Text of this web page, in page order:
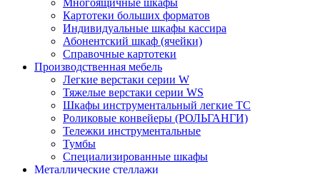
Многоящичные шкафы
Картотеки больших форматов
Индивидуальные шкафы кассира
Абонентский шкаф (ячейки)
Справочные картотеки
Производственная мебель
Легкие верстаки серии W
Тяжелые верстаки серии WS
Шкафы инструментальный легкие ТС
Роликовые конвейеры (РОЛЬГАНГИ)
Тележки инструментальные
Тумбы
Специализированные шкафы
Металлические стеллажи